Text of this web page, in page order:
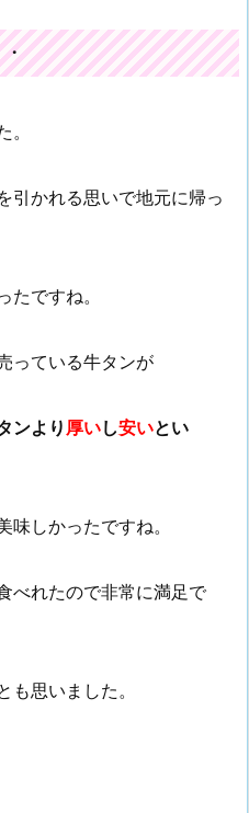
・
引かれる思いで地元に帰っ
ですね。
っている牛タンが
ンより 厚いし安いとい
しかったですね。
べれたので非常に満足で
思いました。